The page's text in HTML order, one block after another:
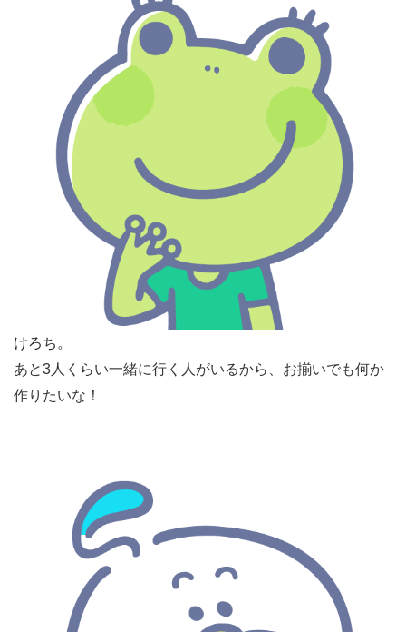
けろち。
あと3人くらい一緒に行く人がいるから、お揃いでも何か
作りたいな！